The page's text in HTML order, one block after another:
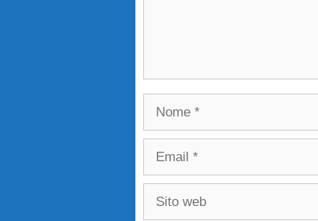
Nome
Email
Sito